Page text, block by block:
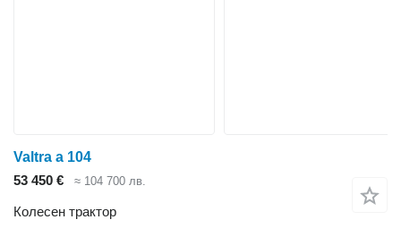
Valtra a 104
53 450 €
≈ 104 700 лв.
Колесен трактор